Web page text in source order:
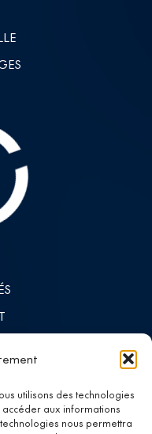
utilisons des technologies
aux informations
nous permettra